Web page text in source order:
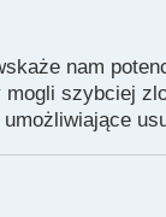
nam
mogli szybciej